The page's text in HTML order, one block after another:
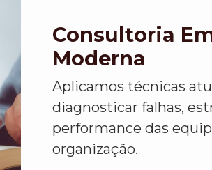
Consultoria
Moderna
Aplicamos técnicas
diagnosticar falhas,
performance das
organização.